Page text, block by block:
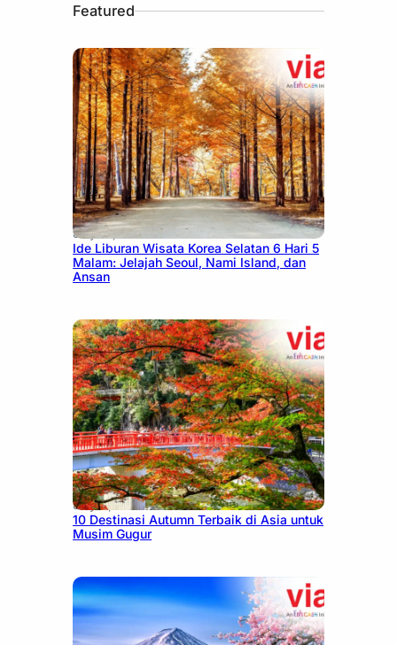
Featured
July 15, 2026
Ide Liburan Wisata Korea Selatan 6 Hari 5
Malam: Jelajah Seoul, Nami Island, dan
Ansan
July 9, 2026
10 Destinasi Autumn Terbaik di Asia untuk
Musim Gugur